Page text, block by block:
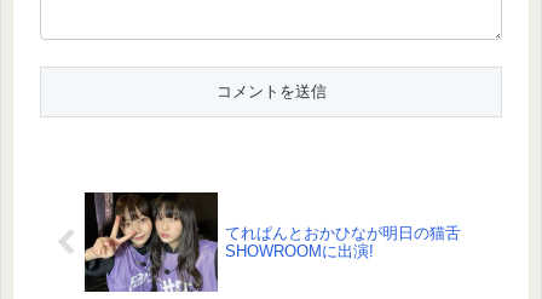
てれぱんとおかひなが明日の猫舌
SHOWROOMに出演!